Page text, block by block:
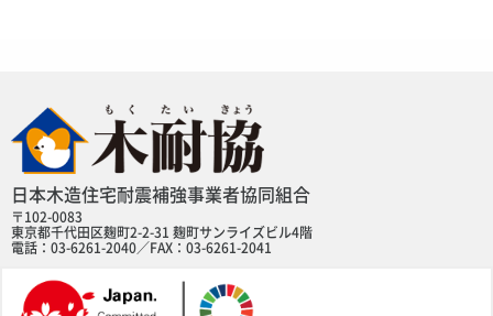
日本木造住宅耐震補強事業者協同組合
〒102-0083
東京都千代田区麹町2-2-31 麹町サンライズビル4階
電話：03-6261-2040／FAX：03-6261-2041